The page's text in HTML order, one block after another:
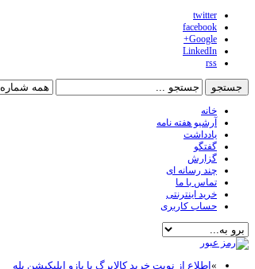
twitter
facebook
Google+
LinkedIn
rss
خانه
آرشیو هفته نامه
یادداشت
گفتگو
گزارش
چند رسانه ای
تماس با ما
خرید اینترنتی
حساب کاربری
»اطلاع از نوبت خرید کالابرگ با بازو اپلیکیشن بله